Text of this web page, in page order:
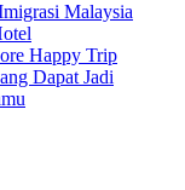
Malaysia
Happy Trip
Dapat Jadi